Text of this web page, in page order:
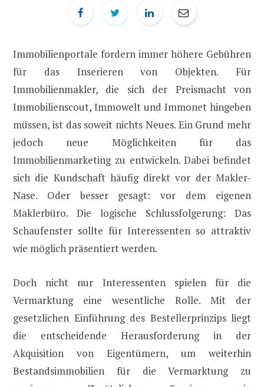
Immobilienportale fordern immer höhere Gebühren
für das Inserieren von Objekten. Für
Immobilienmakler, die sich der Preismacht von
Immobilienscout, Immowelt und Immonet hingeben
müssen, ist das soweit nichts Neues. Ein Grund mehr
jedoch neue Möglichkeiten für das
Immobilienmarketing zu entwickeln. Dabei befindet
sich die Kundschaft häufig direkt vor der Makler-
Nase. Oder besser gesagt: vor dem eigenen
Maklerbüro. Die logische Schlussfolgerung: Das
Schaufenster sollte für Interessenten so attraktiv
wie möglich präsentiert werden.
Doch nicht nur Interessenten spielen für die
Vermarktung eine wesentliche Rolle. Mit der
gesetzlichen Einführung des Bestellerprinzips liegt
die entscheidende Herausforderung in der
Akquisition von Eigentümern, um weiterhin
Bestandsimmobilien für die Vermarktung zu